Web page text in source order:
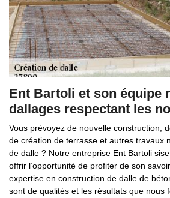
Ent Bartoli et son équipe
dallages respectant les
Vous prévoyez de nouvelle construction,
de création de terrasse et autres travaux
de dalle ? Notre entreprise Ent Bartoli
offrir l’opportunité de profiter de son
expertise en construction de dalle de
sont de qualités et les résultats que nous